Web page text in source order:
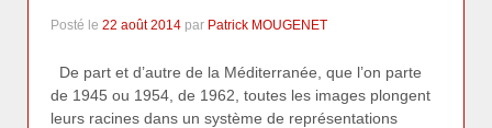
Posté le 22 août 2014 par Patrick MOUGENET
De part et d’autre de la Méditerranée, que l’on parte
de 1945 ou 1954, de 1962, toutes les images plongent
leurs racines dans un système de représentations